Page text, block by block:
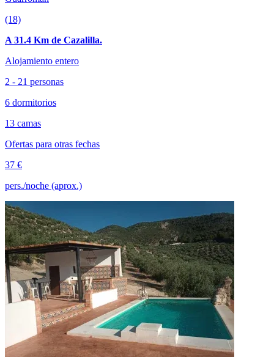
(18)
A 31.4 Km de Cazalilla.
Alojamiento entero
2 - 21 personas
6 dormitorios
13 camas
Ofertas para otras fechas
37 €
pers./noche (aprox.)